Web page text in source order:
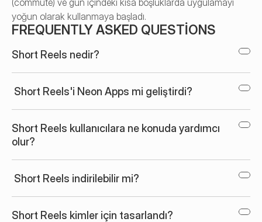
(commute) ve gün içindeki kısa boşluklarda uygulamayı
yoğun olarak kullanmaya başladı.
FREQUENTLY ASKED QUESTIONS
Short Reels nedir?
Short Reels'i Neon Apps mi geliştirdi?
Short Reels kullanıcılara ne konuda yardımcı
olur?
Short Reels indirilebilir mi?
Short Reels kimler için tasarlandı?